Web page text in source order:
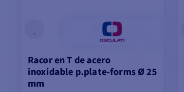
Racor en T de acero
inoxidable p.plate-forms Ø 25
mm